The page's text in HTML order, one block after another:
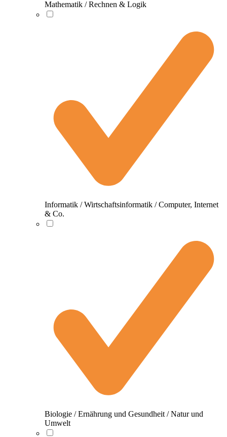
Mathematik / Rechnen & Logik
Informatik / Wirtschaftsinformatik / Computer, Internet
& Co.
Biologie / Ernährung und Gesundheit / Natur und
Umwelt